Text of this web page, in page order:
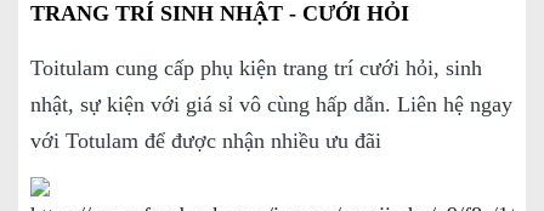
TRANG TRÍ SINH NHẬT - CƯỚI HỎI
Toitulam cung cấp phụ kiện trang trí cưới hỏi, sinh
nhật, sự kiện với giá sỉ vô cùng hấp dẫn. Liên hệ ngay
với Totulam để được nhận nhiều ưu đãi